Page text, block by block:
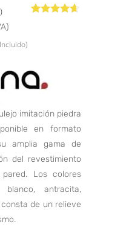
clientes
imitación piedra
en formato
amplia gama de
del revestimiento
Los colores
antracita,
de un relieve